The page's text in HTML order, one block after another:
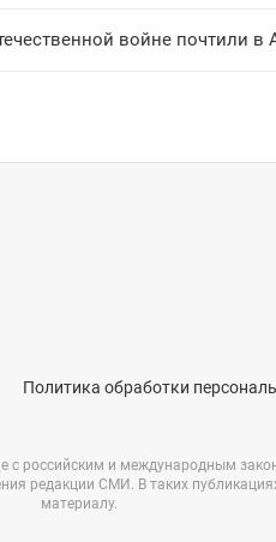
войне почтили в
Политика обработки
российским и международным
редакции СМИ. В таких
материалу.